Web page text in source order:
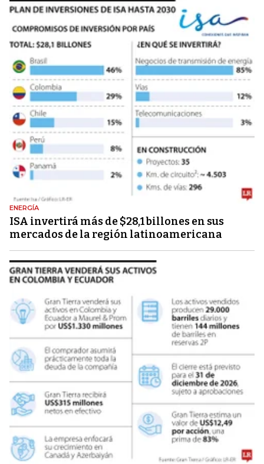
ENERGÍA
ISA invertirá más de $28,1 billones en sus
mercados de la región latinoamericana